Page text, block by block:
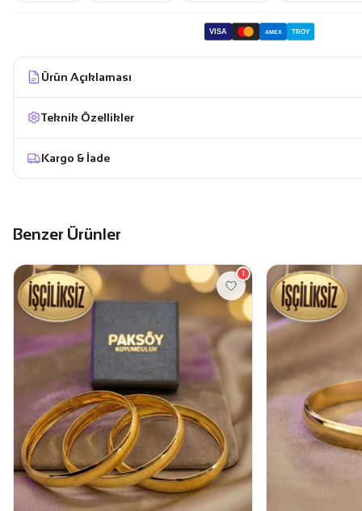
VISA AMEX TROY
Ürün Açıklaması
Teknik Özellikler
Kargo & İade
Benzer Ürünler
1